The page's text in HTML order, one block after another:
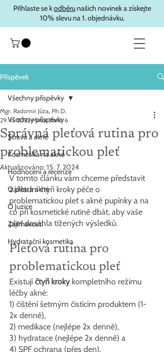
Přihlaste se kodběrunašich novinek a získejte
10% slevu na 1. objednávku.
Příspěvek
Všechny příspěvky
Strava a akné
Kosmetika na akné
Hodnocení a recenze
O pleti a akné
O Juzice
Zajímavosti
Hydratační kosmetika
Všechny příspěvky
Správná pleťová rutina pro
problematickou pleť
Mgr. Radomír Jůza, Ph.D.
29. 11. 2022 Minut čtení: 6
Aktualizováno:15. 7. 2024
V tomto článku vám chceme představit
základní čtyři kroky péče o
problematickou pleť s akné pupínky a na
co při kosmetické rutině dbát, aby vaše
pleť dosáhla tížených výsledků.
Pleťová rutina pro
problematickou pleť
Existují čtyři kroky kompletního režimu
léčby akné:
1) čištění šetrným čistícím produktem (1-
2x denně),
2) medikace (nejlépe 2x denně),
3) hydratace (nejlépe 2x denně) a
4) SPF ochrana (přes den).